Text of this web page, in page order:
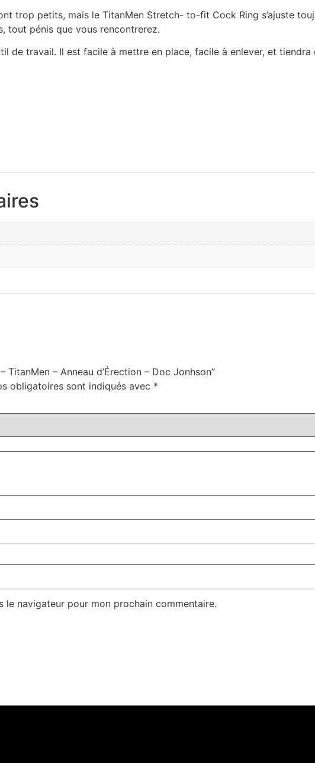
trop petits, mais le TitanMen Stretch- to-fit Cock Ring s’ajuste
tout pénis que vous rencontrerez.
de travail. Il est facile à mettre en place, facile à enlever, et tiendra
– Anneau d’Érection – Doc Jonhson”
obligatoires sont indiqués avec *
navigateur pour mon prochain commentaire.